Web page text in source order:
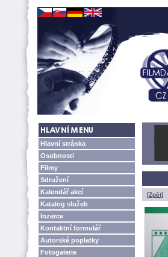
Hlavní stránka
Osobnosti
Filmy
Sdružení
Kalendář akcí
Katalog služeb
Inzerce
Kontaktní formulář
Autorské poplatky
Fotogalerie
[Zpět]